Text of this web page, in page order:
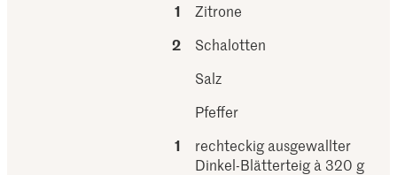
1
Zitrone
2
Schalotten
Salz
Pfeffer
1
rechteckig ausgewallter
Dinkel-Blätterteig à 320 g